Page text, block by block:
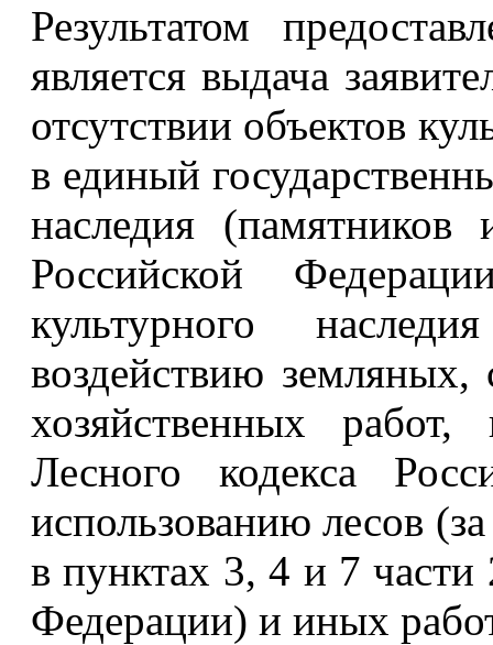
Результатом
является выдача
отсутствии объектов
в единый
наследия
Российской
культурного
воздействию земляных,
хозяйственных
Лесного кодекса
использованию лесов
в пунктах 3, 4 и 7 части
Федерации) и иных